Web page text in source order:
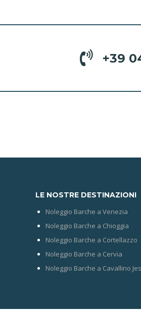
+39
LE NOSTRE DESTINAZIONI
Noleggio Barche a Venezia
Noleggio Barche a Chioggia
Noleggio Barche a Cortellazzo
Noleggio Barche a Cervia
Noleggio Barche a Cavallino